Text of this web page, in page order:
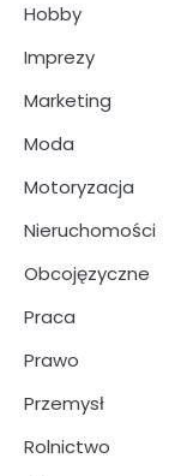
Hobby
Imprezy
Marketing
Moda
Motoryzacja
Nieruchomości
Obcojęzyczne
Praca
Prawo
Przemysł
Rolnictwo